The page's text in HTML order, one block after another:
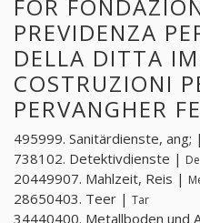
FOR
PREVIDENZA
DELLA DITTA
COSTRUZIONI
PERVANGHER
495999. Sanitärdienste, ang; |
738102. Detektivdienste |
20449907. Mahlzeit, Reis |
28650403. Teer | Tar
34440400. Metallboden und